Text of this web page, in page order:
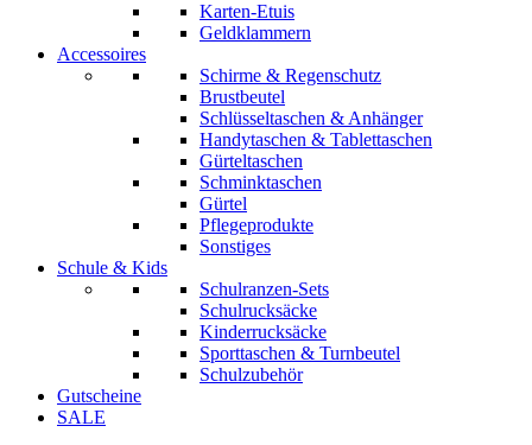
Karten-Etuis
Geldklammern
Accessoires
Schirme & Regenschutz
Brustbeutel
Schlüsseltaschen & Anhänger
Handytaschen & Tablettaschen
Gürteltaschen
Schminktaschen
Gürtel
Pflegeprodukte
Sonstiges
Schule & Kids
Schulranzen-Sets
Schulrucksäcke
Kinderrucksäcke
Sporttaschen & Turnbeutel
Schulzubehör
Gutscheine
SALE